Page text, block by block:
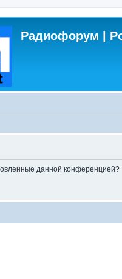
Радиофорум |
данной конференцией?